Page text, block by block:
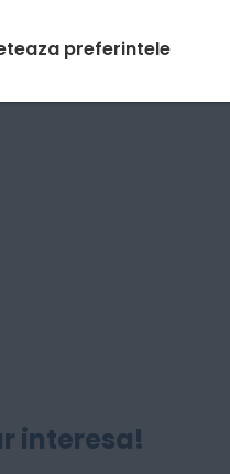
preferintele
interesa!